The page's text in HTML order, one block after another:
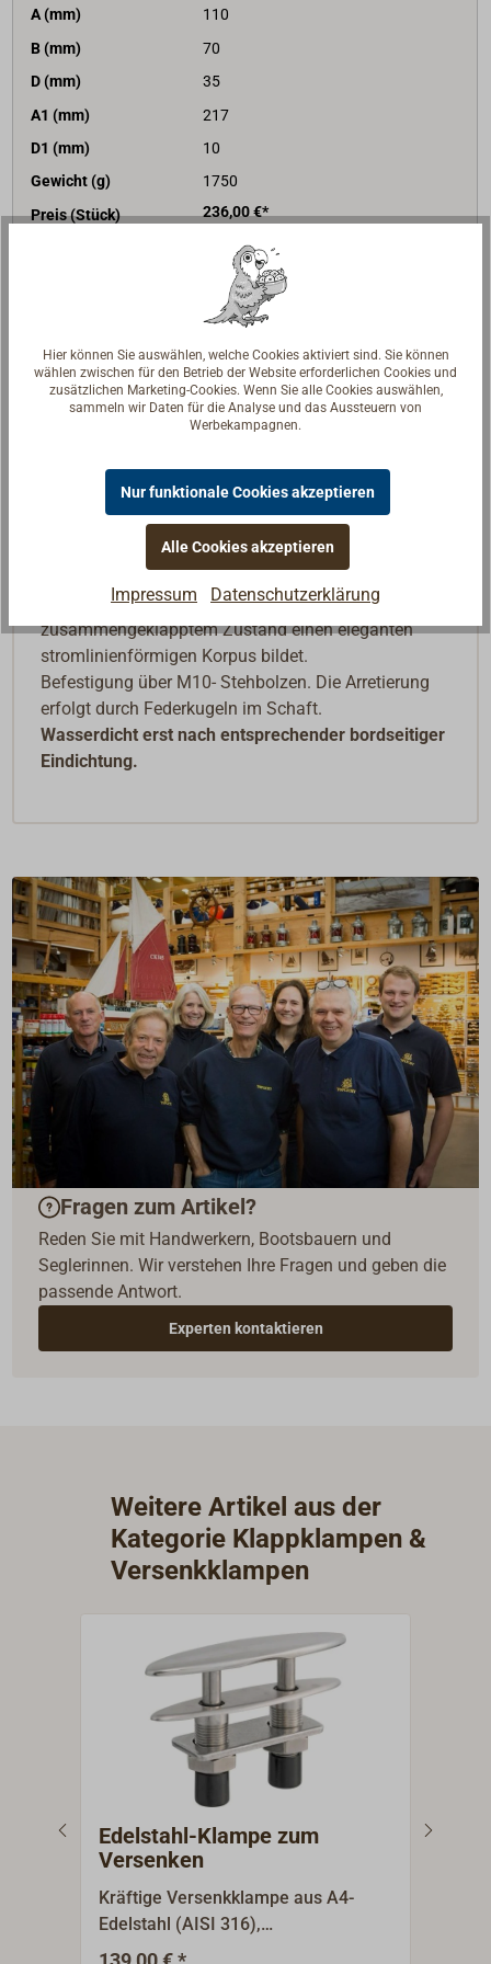
A (mm)
110
B (mm)
70
D (mm)
35
A1 (mm)
217
D1 (mm)
10
Gewicht (g)
1750
Preis (Stück)
236,00 €*
Am Lager
In den Warenkorb
Beschreibung
Kräftige Versenkklampe aus A4-Edelstahl (AISI 316),
Schlanke, formschöne Klampe, die in
zusammengeklapptem Zustand einen eleganten
stromlinienförmigen Korpus bildet.
Befestigung über M10- Stehbolzen. Die Arretierung
erfolgt durch Federkugeln im Schaft.
Wasserdicht erst nach entsprechender bordseitiger
Eindichtung.
Fragen zum Artikel?
Reden Sie mit Handwerkern, Bootsbauern und
Seglerinnen. Wir verstehen Ihre Fragen und geben die
passende Antwort.
Experten kontaktieren
Weitere Artikel aus der
Kategorie Klappklampen &
Versenkklampen
Edelstahl-Klampe zum
Versenken
Kräftige Versenkklampe aus A4-
Edelstahl (AISI 316),
poliert.Schlanke, formschöne
Hier können Sie auswählen, welche Cookies aktiviert sind. Sie können
wählen zwischen für den Betrieb der Website erforderlichen Cookies und
zusätzlichen Marketing-Cookies. Wenn Sie alle Cookies auswählen,
sammeln wir Daten für die Analyse und das Aussteuern von
Werbekampagnen.
Nur funktionale Cookies akzeptieren
Alle Cookies akzeptieren
Impressum Datenschutzerklärung